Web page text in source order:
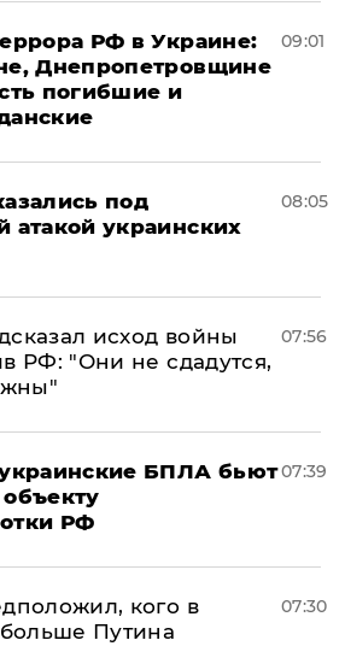
РФ в Украине:
Днепропетровщине
погибшие и
09:01
под
атакой украинских
08:05
исход войны
РФ: "Они не сдадутся,
07:56
БПЛА бьют
РФ
07:39
кого в
Путина
07:30